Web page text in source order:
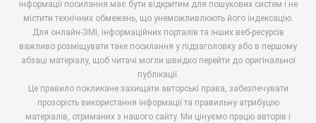
інформації посилання має бути відкритим для пошукових систем і не
містити технічних обмежень, що унеможливлюють його індексацію.
Для онлайн-ЗМІ, інформаційних порталів та інших веб-ресурсів
важливо розміщувати таке посилання у підзаголовку або в першому
абзаці матеріалу, щоб читачі могли швидко перейти до оригінальної
публікації.
Це правило покликане захищати авторські права, забезпечувати
прозорість використання інформації та правильну атрибуцію
матеріалів, отриманих з нашого сайту. Ми цінуємо працю авторів і